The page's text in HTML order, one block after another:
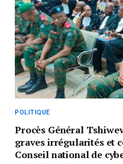
POLITIQUE
Procès Général
graves irrégularités et
Conseil national de